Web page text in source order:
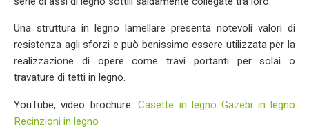
Una struttura in legno lamellare presenta notevoli valori di
resistenza agli sforzi e può benissimo essere utilizzata per la
realizzazione di opere come travi portanti per solai o
travature di tetti in legno.
YouTube, video brochure:Casette in legno Gazebi in legno
Recinzioni in legno